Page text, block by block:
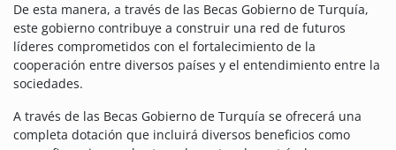
De esta manera, a través de las Becas Gobierno de Turquía,
este gobierno contribuye a construir una red de futuros
líderes comprometidos con el fortalecimiento de la
cooperación entre diversos países y el entendimiento entre la
sociedades.
A través de las Becas Gobierno de Turquía se ofrecerá una
completa dotación que incluirá diversos beneficios como